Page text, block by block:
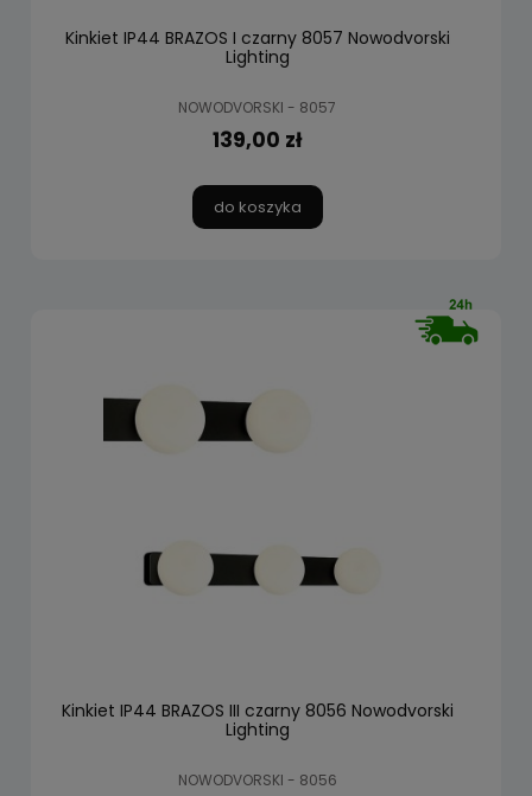
Kinkiet IP44 BRAZOS I czarny 8057 Nowodvorski
Lighting
NOWODVORSKI - 8057
139,00 zł
do koszyka
Kinkiet IP44 BRAZOS III czarny 8056 Nowodvorski
Lighting
NOWODVORSKI - 8056